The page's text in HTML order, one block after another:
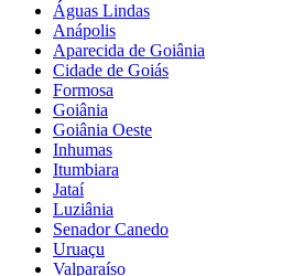
Águas Lindas
Anápolis
Aparecida de Goiânia
Cidade de Goiás
Formosa
Goiânia
Goiânia Oeste
Inhumas
Itumbiara
Jataí
Luziânia
Senador Canedo
Uruaçu
Valparaíso